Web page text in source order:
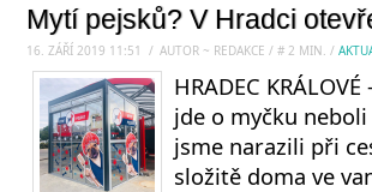
Mytí pejsků? V Hradci
16. ZÁŘÍ 2019 11:51 / AUTOR ~ REDAKCE / # 2 MIN. /
HRADEC
jde o myčku
jsme narazili při
složitě doma ve